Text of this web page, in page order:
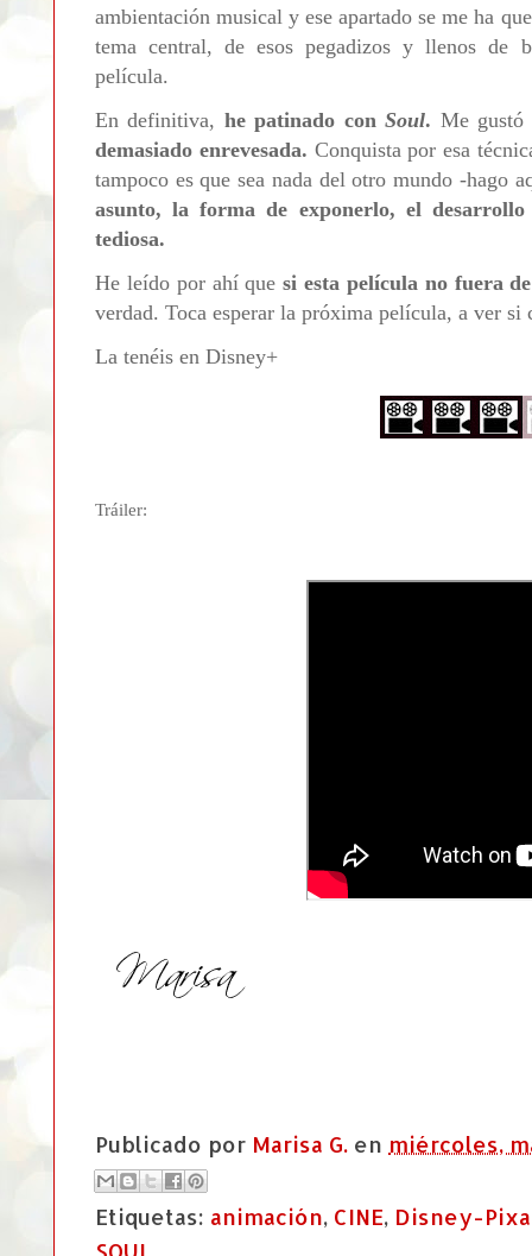
ambientación musical y ese apartado se me ha
tema central, de esos pegadizos y llenos de
película.
En definitiva, he patinado conSoul. Me gustó
demasiado enrevesada. Conquista por esa
tampoco es que sea nada del otro mundo -hago
asunto, la forma de exponerlo, el
tediosa.
He leído por ahí quesi esta película no fuera
verdad. Toca esperar la próxima película, a ver si
La tenéis en Disney+
Tráiler:
Publicado por Marisa G. en miércoles,
Etiquetas: animación, CINE, Disney-